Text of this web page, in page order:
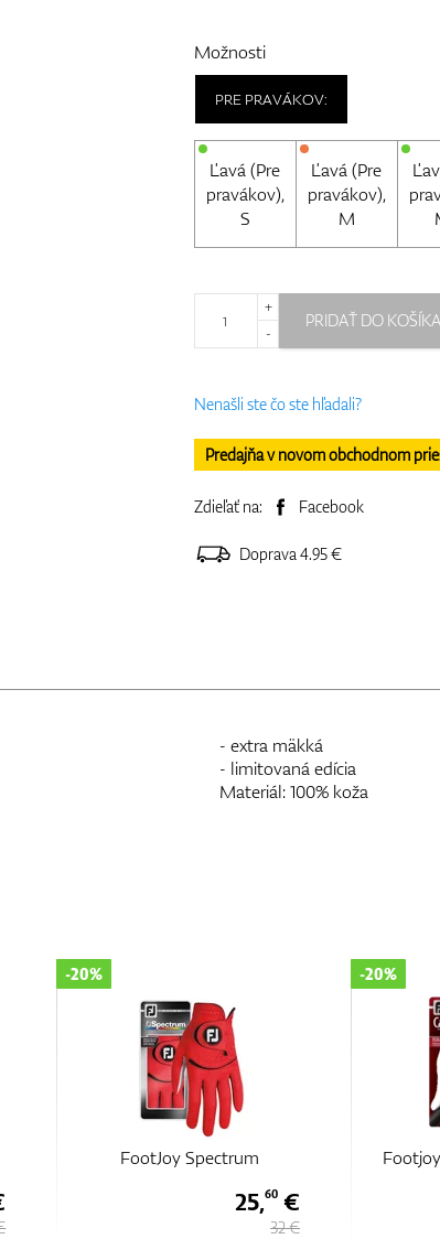
Možnosti
PRE PRAVÁKOV:
Ľavá (Pre
pravákov),
S
Ľavá (Pre
pravákov),
M
+
-
PRIDAŤ DO KOŠÍKA
Nenašli ste čo ste hľadali?
Predajňa v novom obchodnom
Zdieľať na: Facebook
Doprava 4.95 €
- extra mäkká
- limitovaná edícia
Materiál: 100% koža
Footjoy Cabrettasof Cadet
-20%
23,20€
29 €
-20%